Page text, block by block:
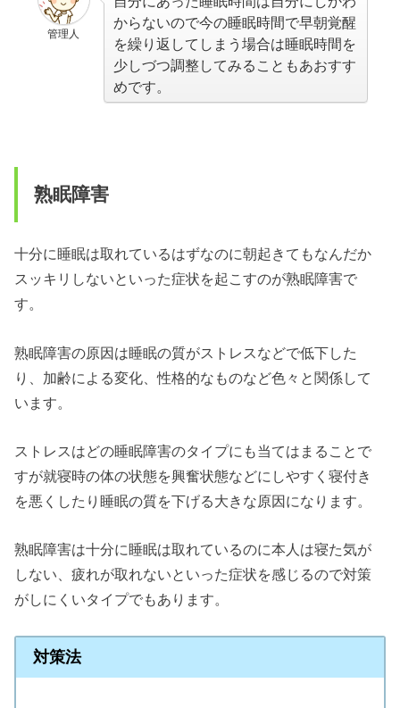
管理人
からないので今の睡眠時間で早朝覚醒
を繰り返してしまう場合は睡眠時間を
少しづつ調整してみることもあおすす
めです。
熟眠障害
十分に睡眠は取れているはずなのに朝起きてもなんだか
スッキリしないといった症状を起こすのが熟眠障害で
す。
熟眠障害の原因は睡眠の質がストレスなどで低下した
り、加齢による変化、性格的なものなど色々と関係して
います。
ストレスはどの睡眠障害のタイプにも当てはまることで
すが就寝時の体の状態を興奮状態などにしやすく寝付き
を悪くしたり睡眠の質を下げる大きな原因になります。
熟眠障害は十分に睡眠は取れているのに本人は寝た気が
しない、疲れが取れないといった症状を感じるので対策
がしにくいタイプでもあります。
対策法